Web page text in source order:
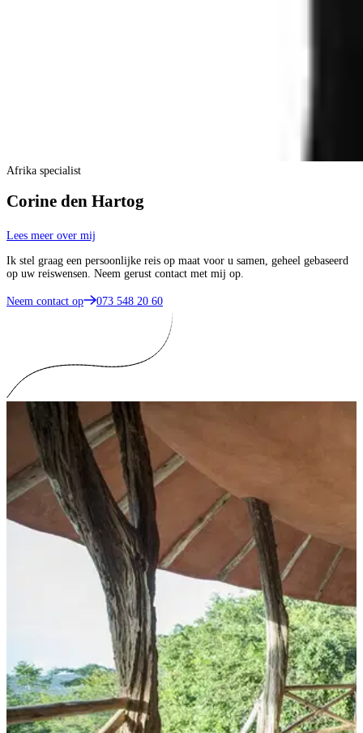
Afrika specialist
Corine den Hartog
Lees meer over mij
Ik stel graag een persoonlijke reis op maat voor u samen, geheel gebaseerd
op uw reiswensen. Neem gerust contact met mij op.
Neem contact op 073 548 20 60